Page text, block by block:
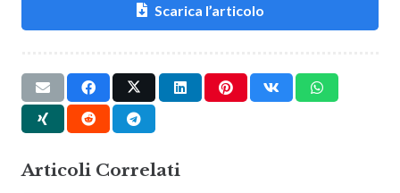
Scarica l’articolo
Articoli Correlati